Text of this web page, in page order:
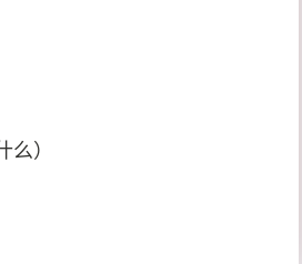
）